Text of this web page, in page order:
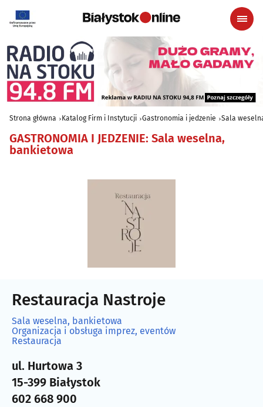
Strona główna Katalog Firm i Instytucji Gastronomia i jedzenie Sala
GASTRONOMIA I JEDZENIE: Sala weselna,
bankietowa
Restauracja Nastroje
Sala weselna, bankietowa
Organizacja i obsługa imprez, eventów
Restauracja
ul. Hurtowa 3
15-399 Białystok
602 668 900